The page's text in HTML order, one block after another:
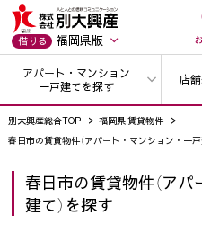
借りる 福岡県版
アパート・マンション
一戸建てを探す
店
別大興産総合TOP
福岡県 賃貸物件
春日市の賃貸物件（アパート・マンション・一戸
春日市の賃貸物件（ア
建て）を探す